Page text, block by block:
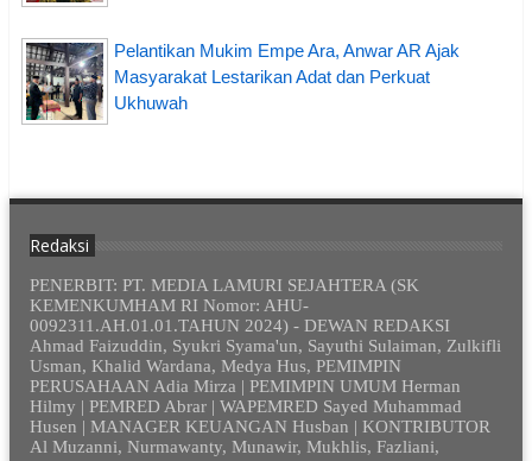
Pelantikan Mukim Empe Ara, Anwar AR Ajak
Masyarakat Lestarikan Adat dan Perkuat
Ukhuwah
Redaksi
PENERBIT: PT. MEDIA LAMURI SEJAHTERA (SK
KEMENKUMHAM RI Nomor: AHU-
0092311.AH.01.01.TAHUN 2024) - DEWAN REDAKSI
Ahmad Faizuddin, Syukri Syama'un, Sayuthi Sulaiman, Zulkifli
Usman, Khalid Wardana, Medya Hus, PEMIMPIN
PERUSAHAAN Adia Mirza | PEMIMPIN UMUM Herman
Hilmy | PEMRED Abrar | WAPEMRED Sayed Muhammad
Husen | MANAGER KEUANGAN Husban | KONTRIBUTOR
Al Muzanni, Nurmawanty, Munawir, Mukhlis, Fazliani,